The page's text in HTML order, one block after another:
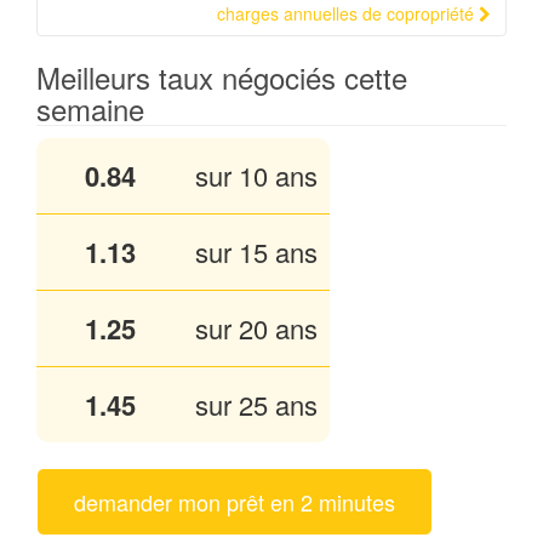
charges annuelles de copropriété
Meilleurs taux négociés cette
semaine
0.84 sur 10 ans
1.13 sur 15 ans
1.25 sur 20 ans
1.45 sur 25 ans
demander mon prêt en 2 minutes